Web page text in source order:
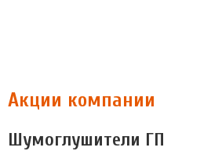
Акции компании
Шумоглушители ГП